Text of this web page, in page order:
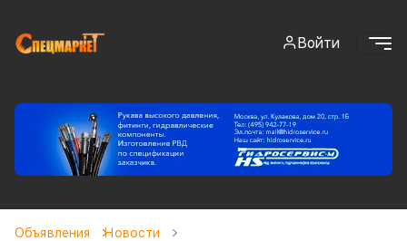
Войти
Объявления Новости